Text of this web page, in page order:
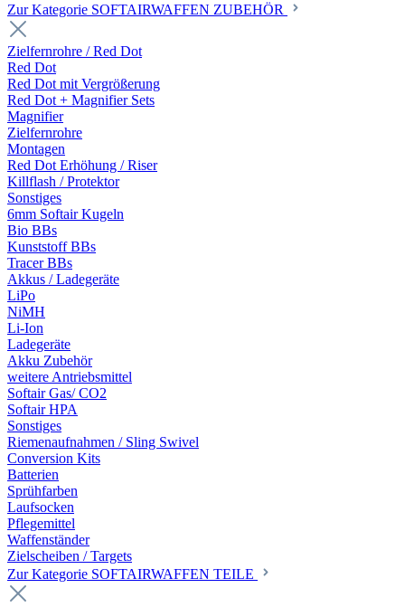
Zur Kategorie SOFTAIRWAFFEN ZUBEHÖR
Zielfernrohre / Red Dot
Red Dot
Red Dot mit Vergrößerung
Red Dot + Magnifier Sets
Magnifier
Zielfernrohre
Montagen
Red Dot Erhöhung / Riser
Killflash / Protektor
Sonstiges
6mm Softair Kugeln
Bio BBs
Kunststoff BBs
Tracer BBs
Akkus / Ladegeräte
LiPo
NiMH
Li-Ion
Ladegeräte
Akku Zubehör
weitere Antriebsmittel
Softair Gas/ CO2
Softair HPA
Sonstiges
Riemenaufnahmen / Sling Swivel
Conversion Kits
Batterien
Sprühfarben
Laufsocken
Pflegemittel
Waffenständer
Zielscheiben / Targets
Zur Kategorie SOFTAIRWAFFEN TEILE